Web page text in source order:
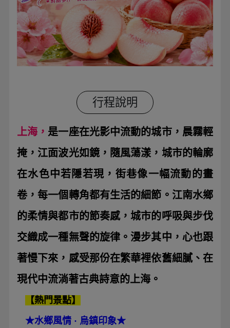
行程說明
上海， 是一座在光影中流動的城市，晨霧輕
掩，江面波光如鏡，隨風蕩漾，城市的輪廓
在水色中若隱若現，街巷像一幅流動的畫
卷，每一個轉角都有生活的細節。江南水鄉
的柔情與都市的節奏感，城市的呼吸與步伐
交織成一種無聲的旋律。漫步其中，心也跟
著慢下來，感受那份在繁華裡依舊細膩、在
現代中流淌著古典詩意的上海。
【熱門景點】
★水鄉風情 · 烏鎮印象★